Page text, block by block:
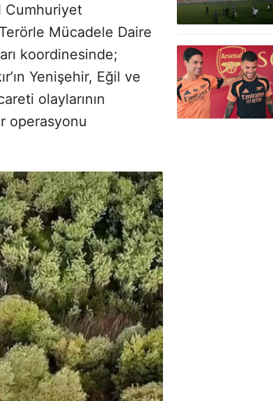
Cumhuriyet
Terörle Mücadele Daire
koordinesinde;
Yenişehir, Eğil ve
olaylarının
operasyonu